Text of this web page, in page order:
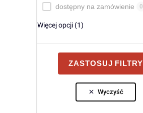
Wyczyść
dostępny na zamówienie 0
Więcej opcji (1)
ZASTOSUJ FILTRY